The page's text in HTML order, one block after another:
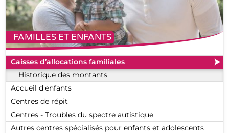
FAMILLES ET ENFANTS
Caisses d’allocations familiales
Historique des montants
Accueil d'enfants
Centres de répit
Centres - Troubles du spectre autistique
Autres centres spécialisés pour enfants et adolescents